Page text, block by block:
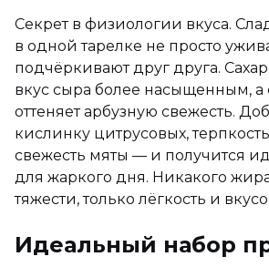
Секрет в физиологии вкуса.
в одной тарелке не просто
подчёркивают друг друга.
вкус сыра более насыщенным, а
оттеняет арбузную свежесть.
кислинку цитрусовых,
свежесть мяты — и получится
для жаркого дня. Никакого
тяжести, только лёгкость и
Идеальный набор